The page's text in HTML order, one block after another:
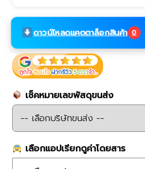
ดาวน์โหลดแคตตาล็อกสินค้า 0
เช็คหมายเลขพัสดุขนส่ง
เลือกแอปเรียกดูค่าโดยสาร